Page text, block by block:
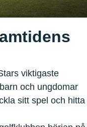
viktigaste
och ungdomar
sitt spel och hitta